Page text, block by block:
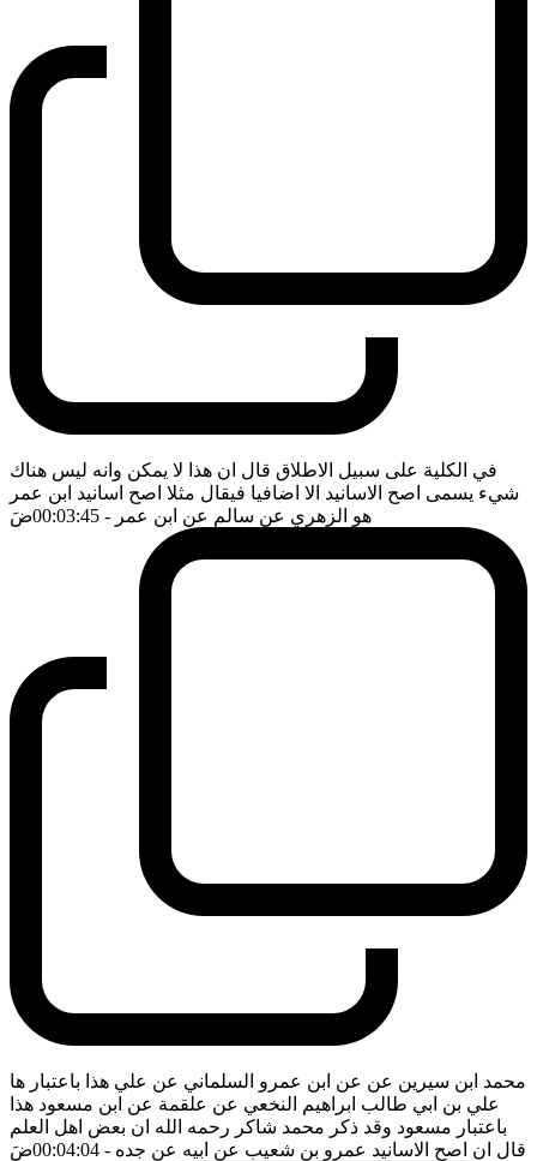
في الكلية على سبيل الاطلاق قال ان هذا لا يمكن وانه ليس هناك
شيء يسمى اصح الاسانيد الا اضافيا فيقال مثلا اصح اسانيد ابن عمر
هو الزهري عن سالم عن ابن عمر - 00:03:45 ضَ
محمد ابن سيرين عن عن ابن عمرو السلماني عن علي هذا باعتبار ها
علي بن ابي طالب ابراهيم النخعي عن علقمة عن ابن مسعود هذا
باعتبار مسعود وقد ذكر محمد شاكر رحمه الله ان بعض اهل العلم
قال ان اصح الاسانيد عمرو بن شعيب عن ابيه عن جده - 00:04:04 ضَ